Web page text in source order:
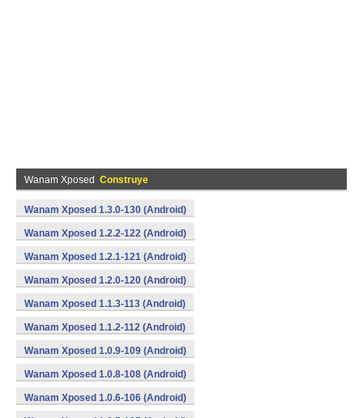
Wanam Xposed Construye
Wanam Xposed 1.3.0-130 (Android)
Wanam Xposed 1.2.2-122 (Android)
Wanam Xposed 1.2.1-121 (Android)
Wanam Xposed 1.2.0-120 (Android)
Wanam Xposed 1.1.3-113 (Android)
Wanam Xposed 1.1.2-112 (Android)
Wanam Xposed 1.0.9-109 (Android)
Wanam Xposed 1.0.8-108 (Android)
Wanam Xposed 1.0.6-106 (Android)